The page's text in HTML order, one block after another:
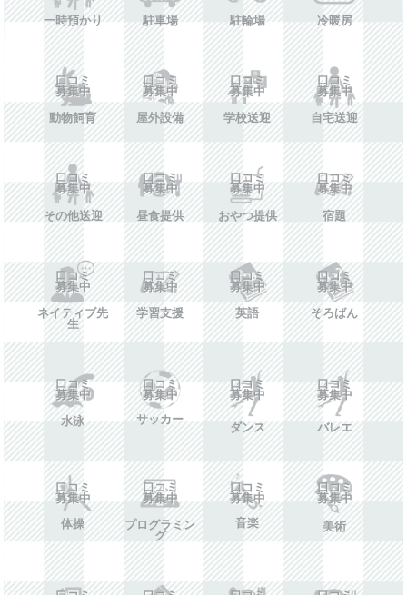
一時預かり 駐車場 駐輪場 冷暖房
口コミ
募集中
動物飼育
口コミ
募集中
屋外設備
口コミ
募集中
学校送迎
口コミ
募集中
自宅送迎
口コミ
募集中
その他送迎
口コミ
募集中
昼食提供
口コミ
募集中
おやつ提供
口コミ
募集中
宿題
口コミ
募集中
ネイティブ先
生
口コミ
募集中
学習支援
口コミ
募集中
英語
口コミ
募集中
そろばん
口コミ
募集中
水泳
口コミ
募集中
サッカー
口コミ
募集中
ダンス
口コミ
募集中
バレエ
口コミ
募集中
体操
口コミ
募集中
プログラミン
グ
口コミ
募集中
音楽
口コミ
募集中
美術